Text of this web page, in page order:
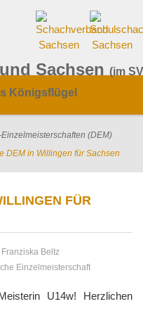
Sachsen (im
Königsflügel
(DEM)
DEM in Willingen für Sachsen
FÜR
Franziska Beltz
Einzelmeisterschaft
U14w! Herzlichen